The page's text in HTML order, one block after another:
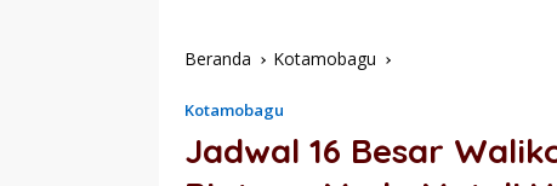
Beranda Kotamobagu
Kotamobagu
Jadwal 16 Besar